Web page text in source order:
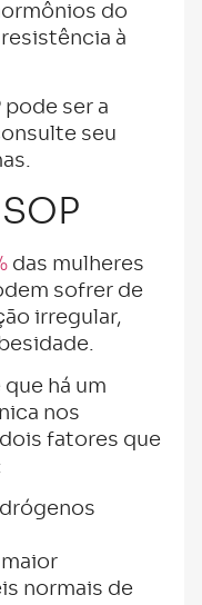
do
à
pode ser a
seu
das mulheres
sofrer de
irregular,
há um
nos
fatores que
normais de